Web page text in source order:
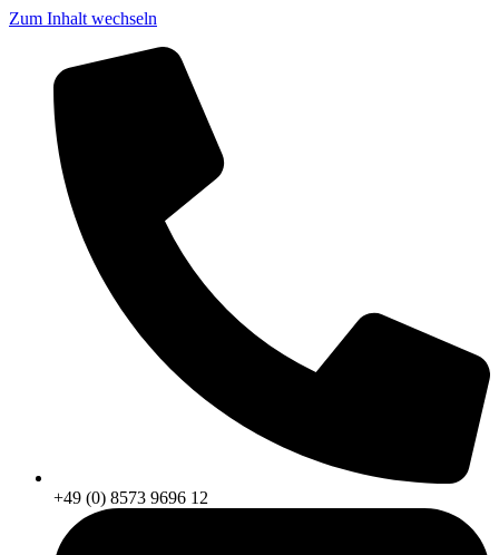
Zum Inhalt wechseln
+49 (0) 8573 9696 12